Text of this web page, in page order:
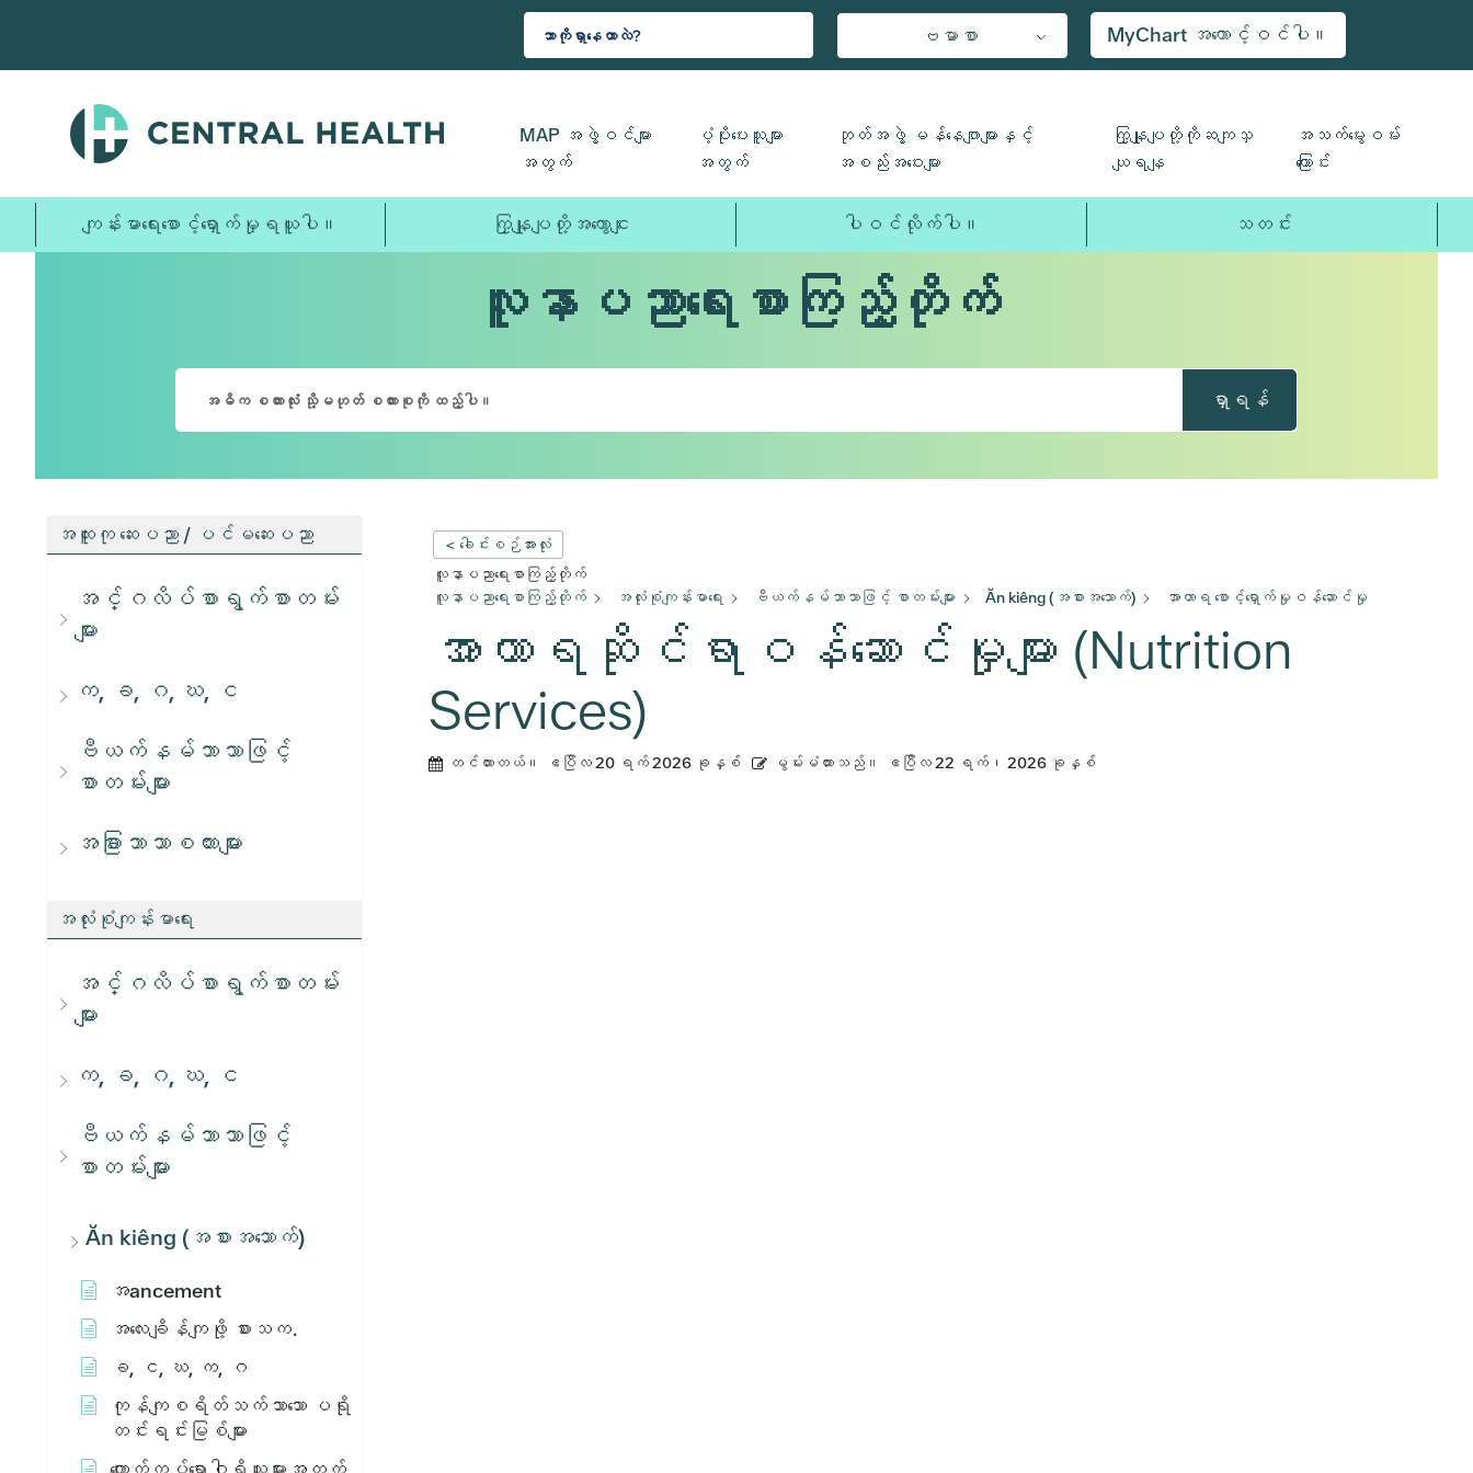
သို့
ပါ။
ဗမာစာ MyChart အကောင့်ဝင်ပါ။
MAP အဖွဲ့ဝင်များ
အတွက်
ပံ့ပိုးပေးသူများ
အတွက်
ဘုတ်အဖွဲ့ မန်နေဂျာများနှင့်
အစည်းအဝေးများ
ကြှနျုပျတို့ကိုဆကျသှ
ယျရနျ
အသက်မွေးဝမ်း
ကြောင်း
ကျန်းမာရေးစောင့်ရှောက်မှုရယူပါ။ ကြှနျုပျတို့အကွောငျး ပါဝင်လိုက်ပါ။ သတင်း
လူနာပညာရေးစာကြည့်တိုက်
ရှာရန်
အထူးကု ဆေးပညာ / ပင်မဆေးပညာ
အင်္ဂလိပ်စာရွက်စာတမ်း
များ
က, ခ, ဂ, ဃ, င
ဗီယက်နမ်ဘာသာဖြင့်
စာတမ်းများ
အခြားဘာသာစကားများ
အလုံးစုံကျန်းမာရေး
အင်္ဂလိပ်စာရွက်စာတမ်း
များ
က, ခ, ဂ, ဃ, င
ဗီယက်နမ်ဘာသာဖြင့်
စာတမ်းများ
Ăn kiêng (အစားအသောက်)
အ​ancement
အ​လေး​ချိန်​ကျ​ဖို့​ စား​သ​က​.
ခ, င, ဃ, က, ဂ
ကုန်ကျစရိတ်သက်သာသော ပရို
တင်းရင်းမြစ်များ
< ခေါင်းစဉ်အားလုံး
လူနာပညာရေးစာကြည့်တိုက်
လူနာပညာရေးစာကြည့်တိုက်
အလုံးစုံကျန်းမာရေး ဗီယက်နမ်ဘာသာဖြင့် စာတမ်းများ Ăn kiêng (အစားအသောက်) အာဟာရ စောင့်ရှောက်မှုဝန်ဆောင်မှု
အာဟာရဆိုင်ရာဝန်ဆောင်မှုများ (Nutrition
Services)
တင်ထားတယ်။ ဧပြီလ 20 ရက် 2026 ခုနှစ် မွမ်းမံထားသည်။ ဧပြီလ 22 ရက်၊ 2026 ခုနှစ်